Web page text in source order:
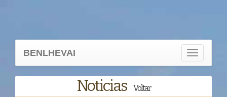
BENLHEVAI
Toggle
navigation
Noticias Voltar